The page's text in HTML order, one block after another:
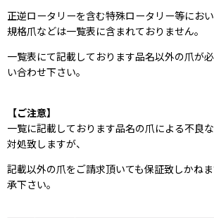
正逆ロータリーを含む特殊ロータリー等にお
規格爪などは一覧表に含まれておりません。
一覧表にて記載しております品名以外の爪が
い合わせ下さい。
【ご注意】
一覧に記載しております品名の爪による不良
対処致しますが、
記載以外の爪をご請求頂いても保証致しかね
承下さい。